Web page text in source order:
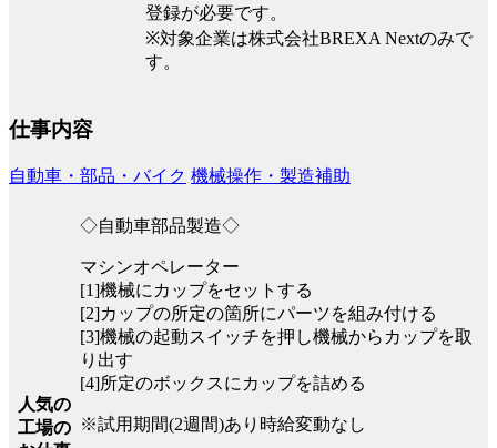
登録が必要です。
※対象企業は株式会社BREXA Nextのみで
す。
仕事内容
自動車・部品・バイク 機械操作・製造補助
人気の
工場の
◇自動車部品製造◇
マシンオペレーター
[1]機械にカップをセットする
[2]カップの所定の箇所にパーツを組み付ける
[3]機械の起動スイッチを押し機械からカップを取
り出す
[4]所定のボックスにカップを詰める
※試用期間(2週間)あり時給変動なし